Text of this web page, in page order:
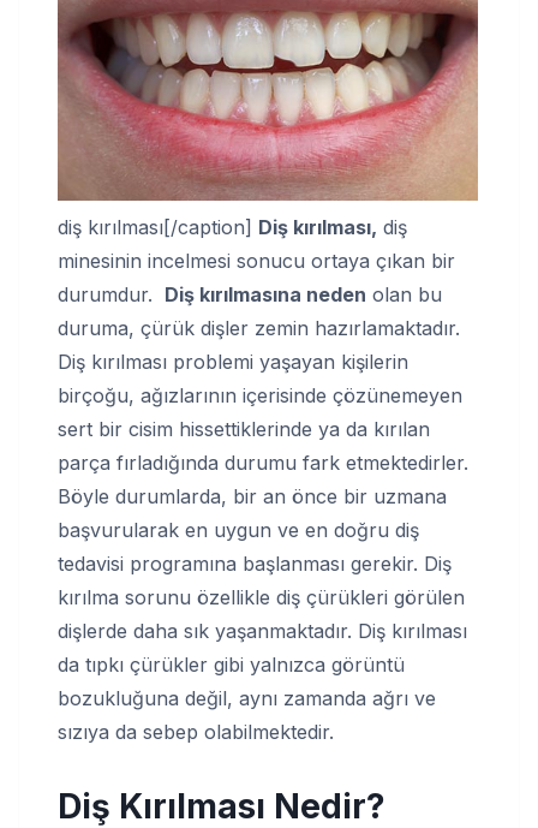
diş kırılması[/caption] Diş kırılması, diş
minesinin incelmesi sonucu ortaya çıkan bir
durumdur. Diş kırılmasına neden olan bu
duruma, çürük dişler zemin hazırlamaktadır.
Diş kırılması problemi yaşayan kişilerin
birçoğu, ağızlarının içerisinde çözünemeyen
sert bir cisim hissettiklerinde ya da kırılan
parça fırladığında durumu fark etmektedirler.
Böyle durumlarda, bir an önce bir uzmana
başvurularak en uygun ve en doğru diş
tedavisi programına başlanması gerekir. Diş
kırılma sorunu özellikle diş çürükleri görülen
dişlerde daha sık yaşanmaktadır. Diş kırılması
da tıpkı çürükler gibi yalnızca görüntü
bozukluğuna değil, aynı zamanda ağrı ve
sızıya da sebep olabilmektedir.
Diş Kırılması Nedir?